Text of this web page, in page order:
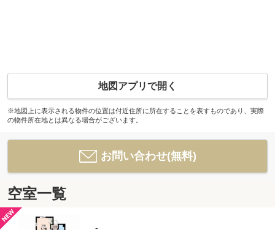
地図アプリで開く
※地図上に表示される物件の位置は付近住所に所在することを表すものであり、実際
の物件所在地とは異なる場合がございます。
お問い合わせ(無料)
空室一覧
-